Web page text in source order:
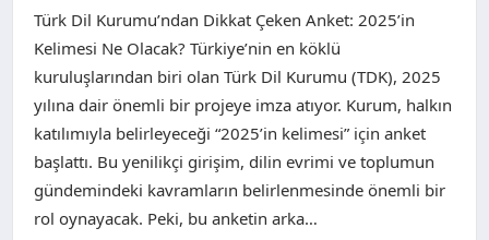
KÜLTÜR SANAT
SAĞLIK
TEKNOLOJI
Türk Dil Kurumu’ndan Dikkat Çeken Anket: 2025’in
Kelimesi Ne Olacak? Türkiye’nin en köklü
kuruluşlarından biri olan Türk Dil Kurumu (TDK), 2025
yılına dair önemli bir projeye imza atıyor. Kurum, halkın
katılımıyla belirleyeceği “2025’in kelimesi” için anket
başlattı. Bu yenilikçi girişim, dilin evrimi ve toplumun
gündemindeki kavramların belirlenmesinde önemli bir
rol oynayacak. Peki, bu anketin arka…